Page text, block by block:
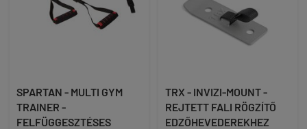
SPARTAN - MULTI GYM
TRAINER -
FELFÜGGESZTÉSES
TRX - INVIZI-MOUNT -
REJTETT FALI RÖGZÍTŐ
EDZŐHEVEDEREKHEZ